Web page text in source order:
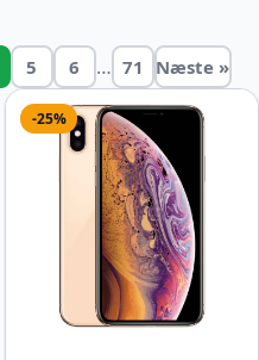
5 6 … 71 Næste »
-25%